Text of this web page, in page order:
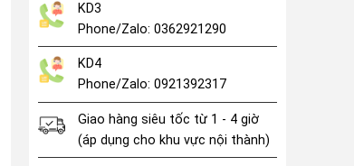
KD3
Phone/Zalo: 0362921290
KD4
Phone/Zalo: 0921392317
Giao hàng siêu tốc từ 1 - 4 giờ
(áp dụng cho khu vực nội thành)